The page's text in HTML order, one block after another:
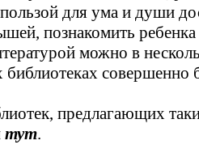
для ума и души
познакомить
можно в
библиотеках совершенно
предлагающих
тут.